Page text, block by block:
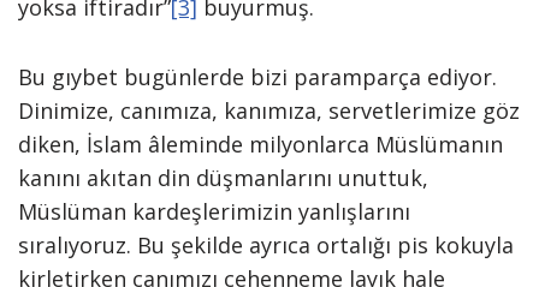
yoksa iftiradır”[3] buyurmuş.
Bu gıybet bugünlerde bizi paramparça ediyor.
Dinimize, canımıza, kanımıza, servetlerimize göz
diken, İslam âleminde milyonlarca Müslümanın
kanını akıtan din düşmanlarını unuttuk,
Müslüman kardeşlerimizin yanlışlarını
sıralıyoruz. Bu şekilde ayrıca ortalığı pis kokuyla
kirletirken canımızı cehenneme layık hale